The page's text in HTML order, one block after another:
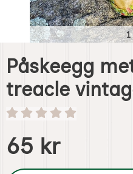
1
Påskeegg
treacle
Handle dette produktet,
pris
65 kr